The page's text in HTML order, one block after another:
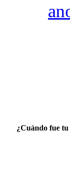
¿Cuándo fue